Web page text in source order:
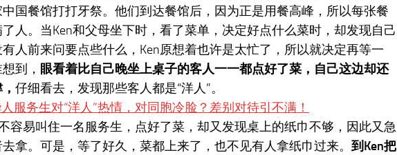
国餐馆打打牙祭。他们到达餐馆后，因为正是用餐高峰，所以每张餐
人。当Ken和父母坐下时，看了菜单，决定好点什么菜时，却发现自己
人前来问要点些什么，Ken原想着也许是太忙了，所以就决定再等一
到， 眼看着比自己晚坐上桌子的客人一一都点好了菜，自己这边却还
仔细看去，发现那些客人都是“洋人”。
容易叫住一名服务生，点好了菜，却又发现桌上的纸巾不够，因此又急
拿。可是，等了好久，菜都上来了，也不见有人拿纸巾过来。 到Ken把